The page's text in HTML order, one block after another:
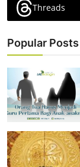
Threads
Popular Posts